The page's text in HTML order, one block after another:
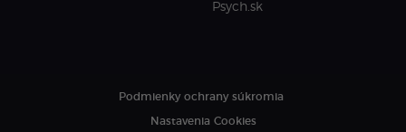
Psych.sk
Podmienky ochrany súkromia
Nastavenia Cookies